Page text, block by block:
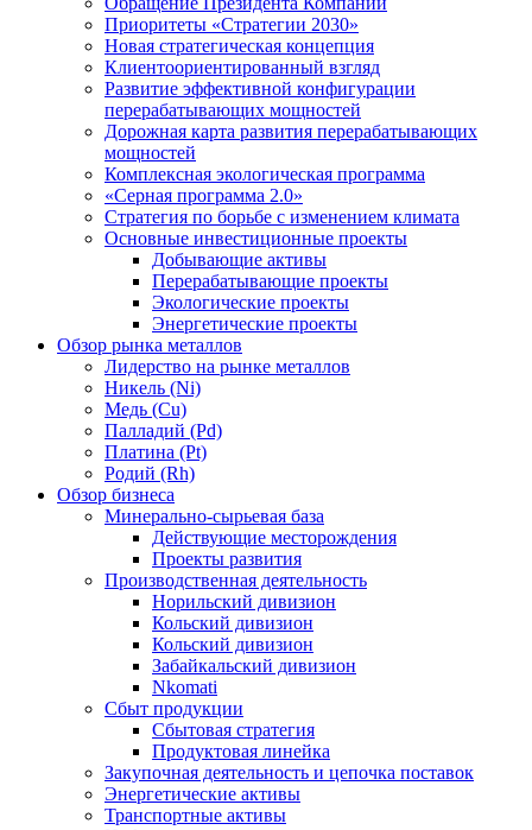
Приоритеты «Стратегии 2030»
Новая стратегическая концепция
Клиентоориентированный взгляд
Развитие эффективной конфигурации
перерабатывающих мощностей
Дорожная карта развития перерабатывающих
мощностей
Комплексная экологическая программа
«Серная программа 2.0»
Стратегия по борьбе с изменением климата
Основные инвестиционные проекты
Добывающие активы
Перерабатывающие проекты
Экологические проекты
Энергетические проекты
Обзор рынка металлов
Лидерство на рынке металлов
Никель (Ni)
Медь (Cu)
Палладий (Pd)
Платина (Pt)
Родий (Rh)
Обзор бизнеса
Минерально-сырьевая база
Действующие месторождения
Проекты развития
Производственная деятельность
Норильский дивизион
Кольский дивизион
Кольский дивизион
Забайкальский дивизион
Nkomati
Сбыт продукции
Сбытовая стратегия
Продуктовая линейка
Закупочная деятельность и цепочка поставок
Энергетические активы
Транспортные активы